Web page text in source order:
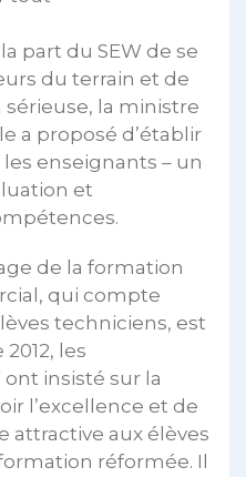
part du SEW de se
du terrain et de
la ministre
a proposé d’établir
enseignants – un
et
de la formation
qui compte
techniciens, est
les
insisté sur la
l’excellence et de
attractive aux élèves
réformée. Il